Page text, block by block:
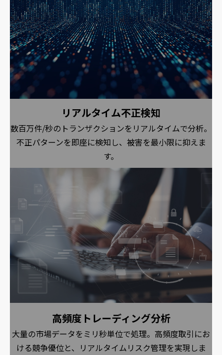
リアルタイム不正検知
数百万件/秒のトランザクションをリアルタイムで分析。
不正パターンを即座に検知し、被害を最小限に抑えま
す。
高頻度トレーディング分析
大量の市場データをミリ秒単位で処理。高頻度取引にお
ける競争優位と、リアルタイムリスク管理を実現しま